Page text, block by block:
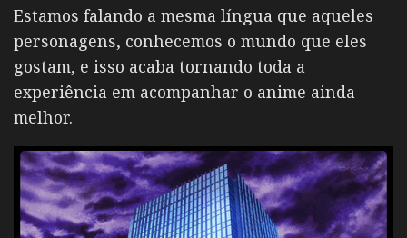
Estamos falando a mesma língua que aqueles
personagens, conhecemos o mundo que eles
gostam, e isso acaba tornando toda a
experiência em acompanhar o anime ainda
melhor.